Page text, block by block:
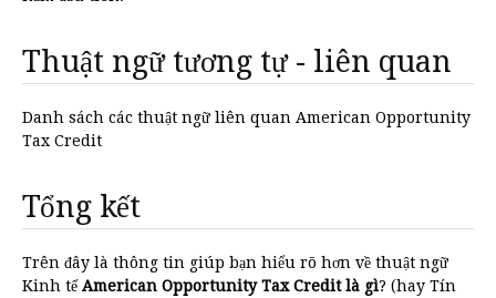
Thuật ngữ tương tự - liên quan
Danh sách các thuật ngữ liên quan American Opportunity
Tax Credit
Tổng kết
Trên đây là thông tin giúp bạn hiểu rõ hơn về thuật ngữ
Kinh tếAmerican Opportunity Tax Credit là gì? (hay Tín